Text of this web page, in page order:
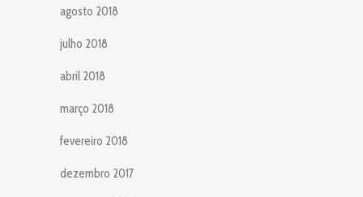
agosto 2018
julho 2018
abril 2018
março 2018
fevereiro 2018
dezembro 2017